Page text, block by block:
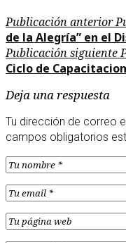
Publicación anterior
de la Alegría” en el
Publicación siguiente
Ciclo de
Deja una respuesta
Tu dirección de correo
campos obligatorios